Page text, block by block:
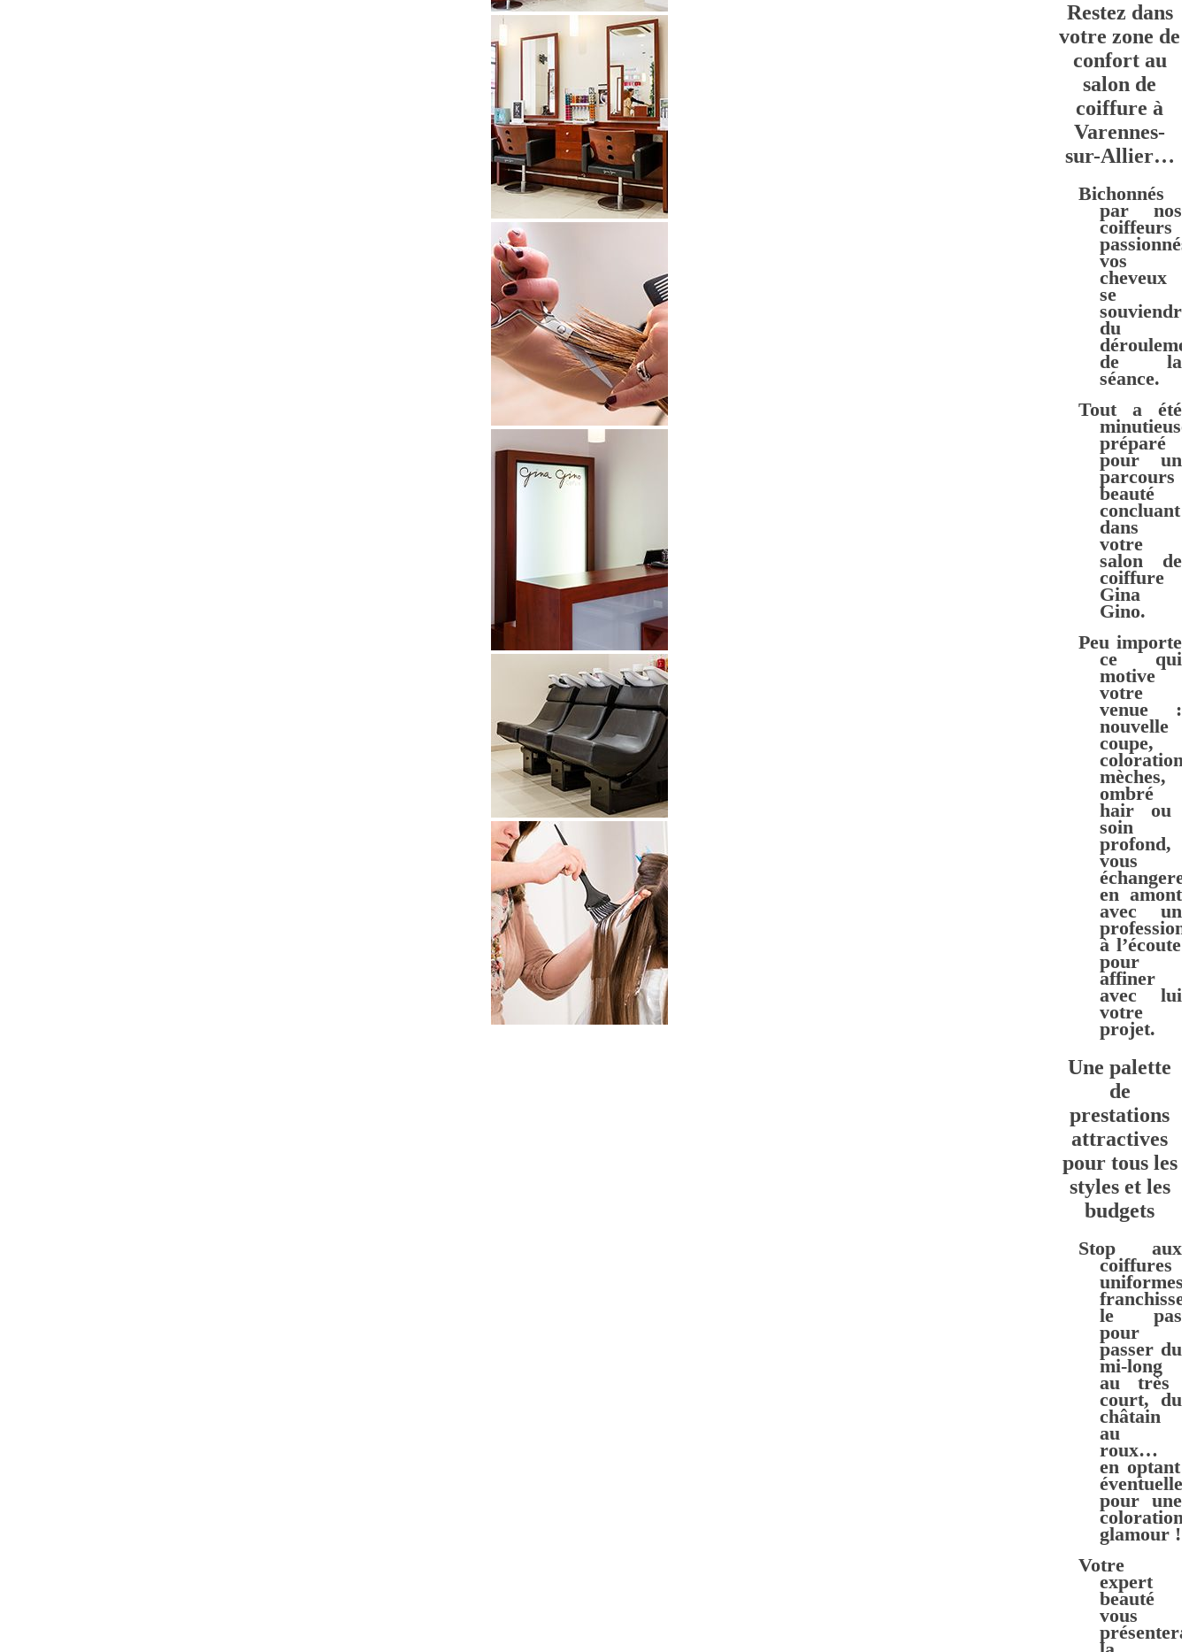
Restez dans
votre zone de
confort au
salon de
coiffure à
Varennes-
sur-Allier…
Bichonnés
par nos
coiffeurs
passionnés
vos
cheveux
se
du
de la
séance.
Tout a été
préparé
pour un
parcours
beauté
concluant
dans
votre
salon de
coiffure
Gina
Gino.
Peu importe
ce qui
motive
votre
venue :
nouvelle
coupe,
coloration
mèches,
ombré
hair ou
soin
profond,
vous
en amont
avec un
à l’écoute
pour
affiner
avec lui
votre
projet.
Une palette
de
prestations
attractives
pour tous les
styles et les
budgets
Stop aux
coiffures
uniformes
le pas
pour
passer du
mi-long
au très
court, du
châtain
au
roux…
en optant
pour une
coloration
glamour !
Votre
expert
beauté
vous
présentera